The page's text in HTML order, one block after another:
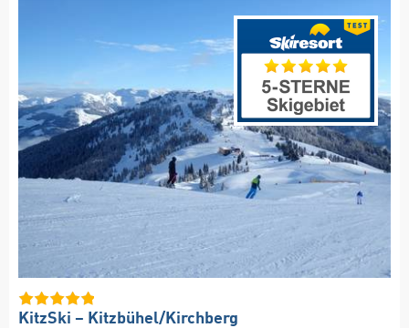
KitzSki – Kitzbühel/​Kirchberg